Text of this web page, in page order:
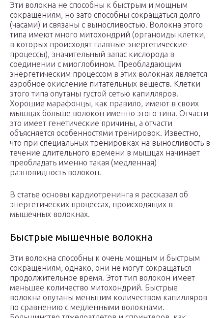
Эти волокна не способны к быстрым и мощным
сокращениям, но зато способны сокращаться долго
(часами) и связаны с выносливостью. Волокна этого
типа имеют много митохондрий (органоиды клетки,
в которых происходят главные энергетические
процессы), значительный запас кислорода в
соединении с миоглобином. Преобладающим
энергетическим процессом в этих волокнах является
аэробное окисление питательных веществ. Клетки
этого типа опутаны густой сетью капилляров.
Хорошие марафонцы, как правило, имеют в своих
мышцах больше волокон именно этого типа. Отчасти
это имеет генетические причины, а отчасти
объясняется особенностями тренировок. Известно,
что при специальных тренировках на выносливость в
течение длительного времени в мышцах начинает
преобладать именно такая (медленная)
разновидность волокон.
В статье основы кардиотренинга я рассказал об
энергетических процессах, происходящих в
мышечных волокнах.
Быстрые мышечные волокна
Эти волокна способны к очень мощным и быстрым
сокращениям, однако, они не могут сокращаться
продолжительное время. Этот тип волокон имеет
меньшее количество митохондрий. Быстрые
волокна опутаны меньшим количеством капилляров
по сравнению с медленными волокнами.